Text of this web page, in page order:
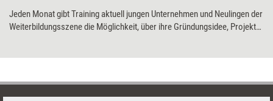
Jeden Monat gibt Training aktuell jungen Unternehmen und Neulingen der
Weiterbildungsszene die Möglichkeit, über ihre Gründungsidee, Projekte